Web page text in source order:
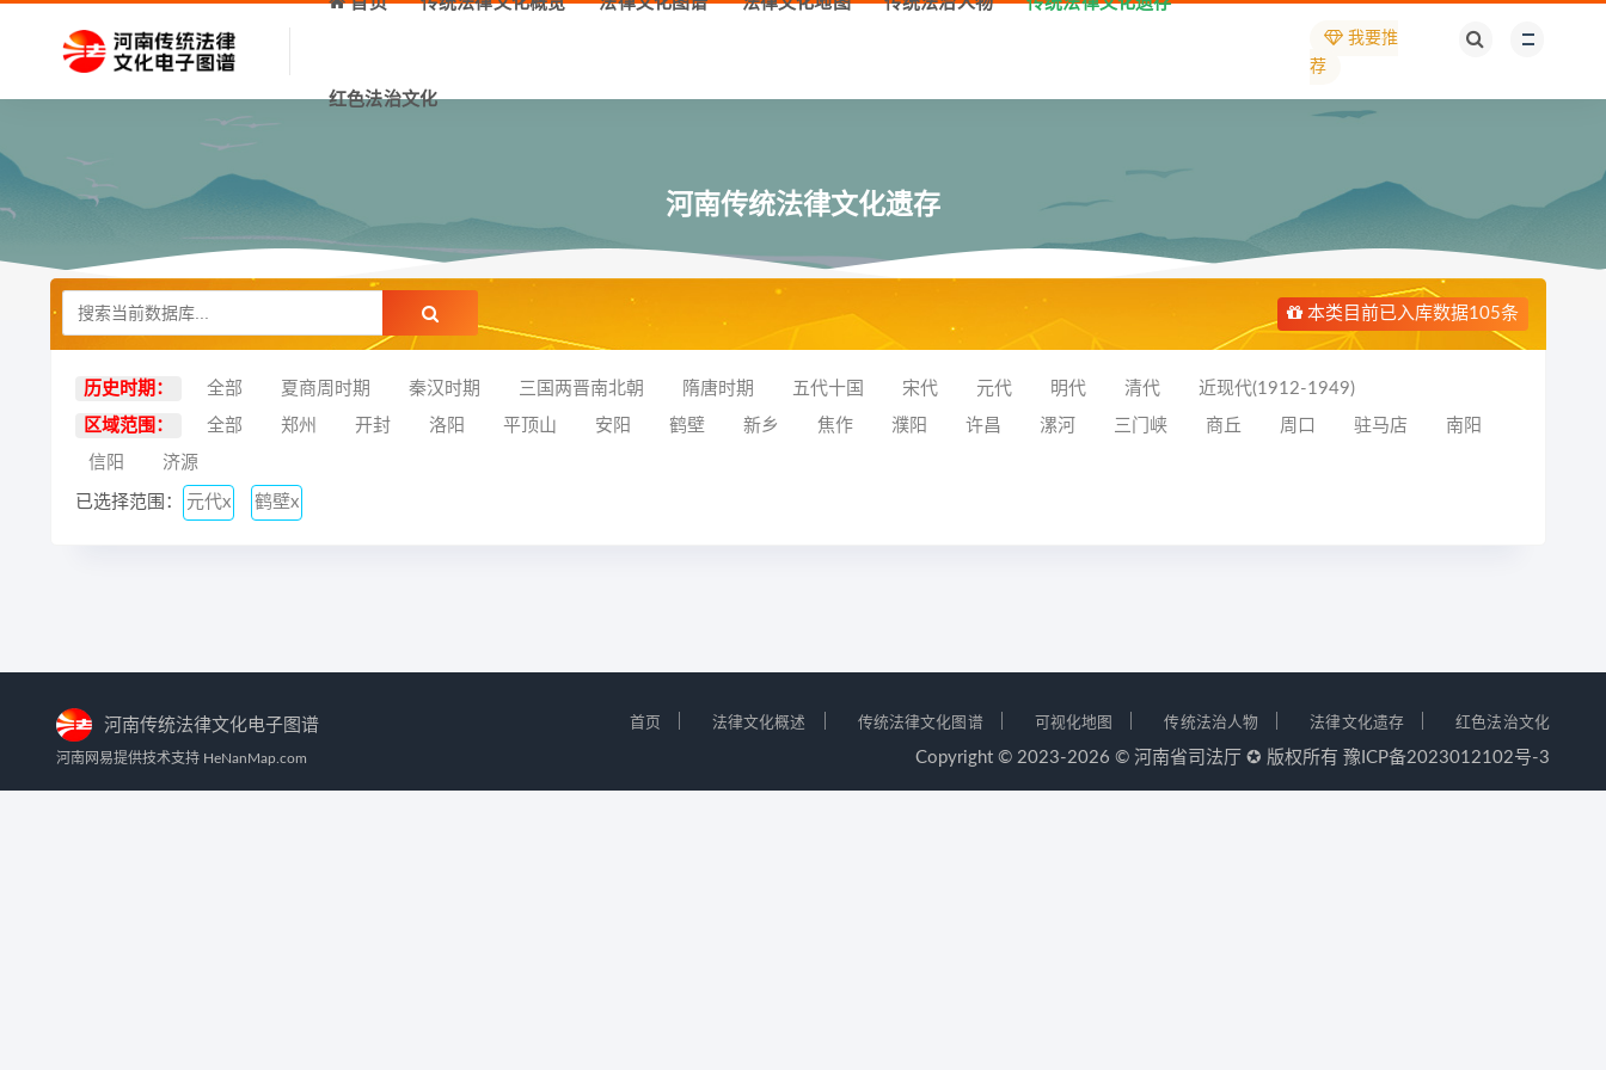
红色法治文化
我要推
荐
河南传统法律文化遗存
本类目前已入库数据105条
历史时期： 全部 夏商周时期 秦汉时期 三国两晋南北朝 隋唐时期 五代十国 宋代 元代 明代 清代 近现代(1912-1949)
区域范围： 全部 郑州 开封 洛阳 平顶山 安阳 鹤壁 新乡 焦作 濮阳 许昌 漯河 三门峡 商丘 周口 驻马店 南阳
信阳 济源
已选择范围： 元代x 鹤壁x
河南传统法律文化电子图谱 首页 法律文化概述 传统法律文化图谱｜ 可视化地图 传统法治人物 法律文化遗存 红色法治文化
河南网易提供技术支持 HeNanMap.com Copyright © 2023-2026 © 河南省司法厅 ✪ 版权所有 豫ICP备2023012102号-3